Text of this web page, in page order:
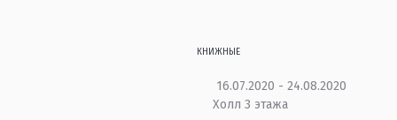
КНИЖНЫЕ
16.07.2020 - 24.08.2020
Холл 3 этажа